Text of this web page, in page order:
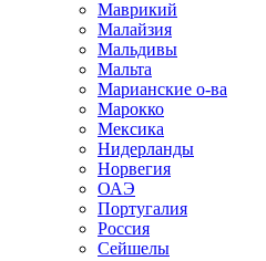
Маврикий
Малайзия
Мальдивы
Мальта
Марианские о-ва
Марокко
Мексика
Нидерланды
Норвегия
ОАЭ
Португалия
Россия
Сейшелы